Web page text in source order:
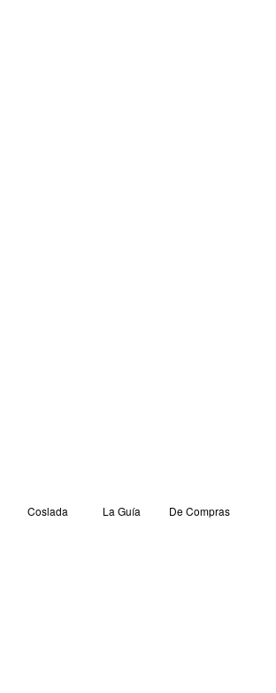
Coslada La Guía
De Compras